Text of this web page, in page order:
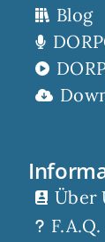
Blog
Über
F.A.Q.